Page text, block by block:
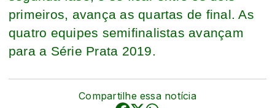
primeiros, avança as quartas de final. As
quatro equipes semifinalistas avançam
para a Série Prata 2019.
Compartilhe essa notícia